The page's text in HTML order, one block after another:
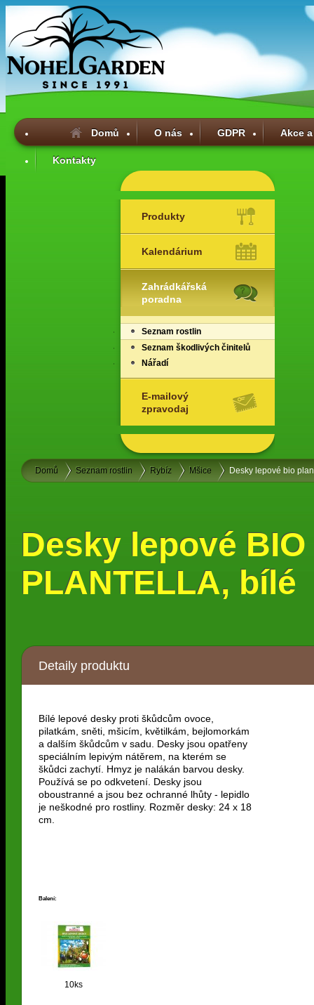
Domů O nás GDPR Akce
Kontakty
Produkty
Kalendárium
Zahrádkářská
poradna
Seznam rostlin
Seznam škodlivých činitelů
Nářadí
E-mailový
zpravodaj
Domů Seznam rostlin Rybíz Mšice Desky lepové bio
Desky lepové BIO
PLANTELLA, bílé
Detaily produktu
Bílé lepové desky proti škůdcům ovoce,
pilatkám, sněti, mšicím, květilkám, bejlomorkám
a dalším škůdcům v sadu. Desky jsou opatřeny
speciálním lepivým nátěrem, na kterém se
škůdci zachytí. Hmyz je nalákán barvou desky.
Používá se po odkvetení. Desky jsou
oboustranné a jsou bez ochranné lhůty - lepidlo
je neškodné pro rostliny. Rozměr desky: 24 x 18
cm.
Balení:
10ks